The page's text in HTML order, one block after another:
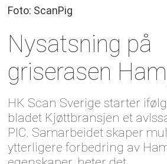
Foto: ScanPig
Nysatsning på
griserasen
HK Scan Sverige starter
bladet Kjøttbransjen et
PIC. Samarbeidet skaper
ytterligere forbedring av